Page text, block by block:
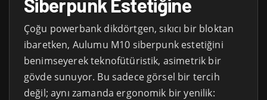
Siberpunk Estetiğine
Çoğu powerbank dikdörtgen, sıkıcı bir bloktan
ibaretken, Aulumu M10 siberpunk estetiğini
benimseyerek teknofütüristik, asimetrik bir
gövde sunuyor. Bu sadece görsel bir tercih
değil; aynı zamanda ergonomik bir yenilik: